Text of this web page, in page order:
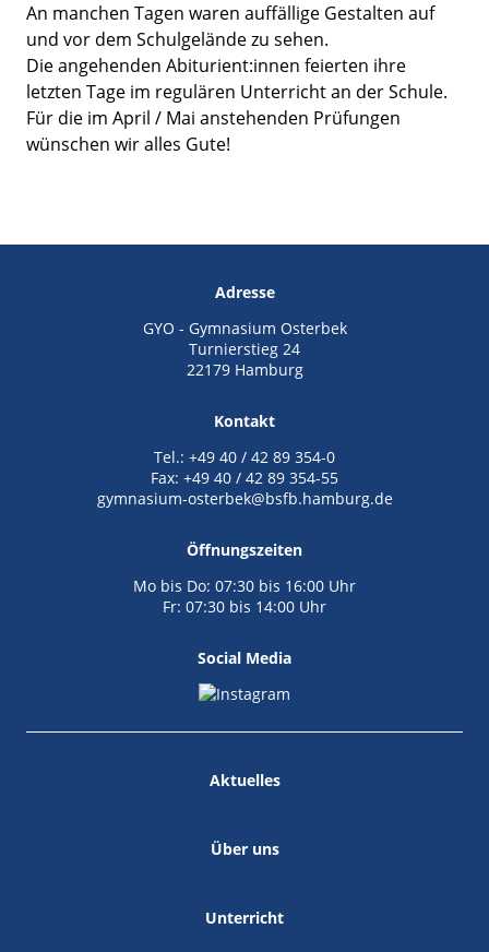
An manchen Tagen waren auffällige Gestalten auf
und vor dem Schulgelände zu sehen.
Die angehenden Abiturient:innen feierten ihre
letzten Tage im regulären Unterricht an der Schule.
Für die im April / Mai anstehenden Prüfungen
wünschen wir alles Gute!
Adresse
GYO - Gymnasium Osterbek
Turnierstieg 24
22179 Hamburg
Kontakt
Tel.: +49 40 / 42 89 354-0
Fax: +49 40 / 42 89 354-55
gymnasium-osterbek@bsfb.hamburg.de
Öffnungszeiten
Mo bis Do: 07:30 bis 16:00 Uhr
Fr: 07:30 bis 14:00 Uhr
Social Media
Aktuelles
Über uns
Unterricht